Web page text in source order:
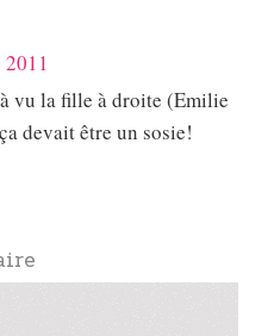
2011
vu la fille à droite (Emilie
devait être un sosie!